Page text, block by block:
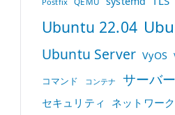
Ubuntu 22.04
Ubuntu Server VyOS
コマンド コンテナ サーバ
セキュリティ ネットワーク